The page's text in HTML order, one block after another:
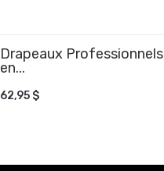
Drapeaux Professionnels
en...
62,95 $